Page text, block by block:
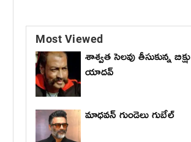
Most Viewed
శాశ్వత సెలవు తీసుకున్న బిక్షు
యాదవ్
మాధ‌వ‌న్ గుండెలు గుబేల్‌